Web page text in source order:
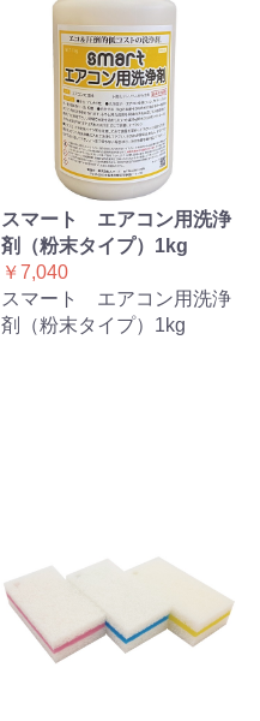
スマート エアコン用洗浄
剤（粉末タイプ）1kg
￥7,040
スマート エアコン用洗浄
剤（粉末タイプ）1kg